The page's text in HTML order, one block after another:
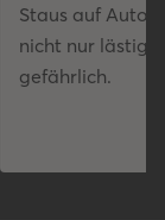
Staus auf
nicht nur lästig,
gefährlich.